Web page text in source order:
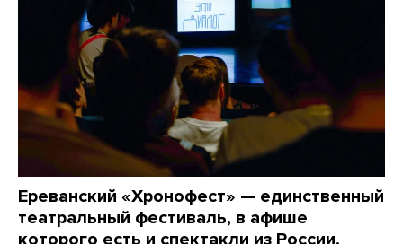
Ереванский «Хронофест» — единственный
театральный фестиваль, в афише